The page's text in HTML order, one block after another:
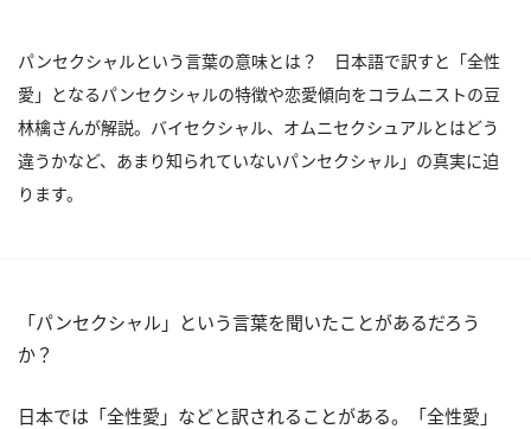
パンセクシャルという言葉の意味とは？ 日本語で訳すと「全性
愛」となるパンセクシャルの特徴や恋愛傾向をコラムニストの豆
林檎さんが解説。バイセクシャル、オムニセクシュアルとはどう
違うかなど、あまり知られていないパンセクシャル」の真実に迫
ります。
「パンセクシャル」という言葉を聞いたことがあるだろう
か？
日本では「全性愛」などと訳されることがある。「全性愛」